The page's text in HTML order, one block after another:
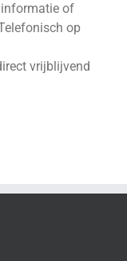
of
op
vrijblijvend